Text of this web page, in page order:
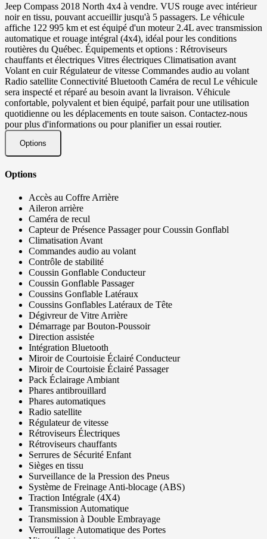
Jeep Compass 2018 North 4x4 à vendre. VUS rouge avec intérieur
noir en tissu, pouvant accueillir jusqu'à 5 passagers. Le véhicule
affiche 122 995 km et est équipé d'un moteur 2.4L avec transmission
automatique et rouage intégral (4x4), idéal pour les conditions
routières du Québec. Équipements et options : Rétroviseurs
chauffants et électriques Vitres électriques Climatisation avant
Volant en cuir Régulateur de vitesse Commandes audio au volant
Radio satellite Connectivité Bluetooth Caméra de recul Le véhicule
sera inspecté et réparé au besoin avant la livraison. Véhicule
confortable, polyvalent et bien équipé, parfait pour une utilisation
quotidienne ou les déplacements en toute saison. Contactez-nous
pour plus d'informations ou pour planifier un essai routier.
Options
Options
Accès au Coffre Arrière
Aileron arrière
Caméra de recul
Capteur de Présence Passager pour Coussin Gonflabl
Climatisation Avant
Commandes audio au volant
Contrôle de stabilité
Coussin Gonflable Conducteur
Coussin Gonflable Passager
Coussins Gonflable Latéraux
Coussins Gonflables Latéraux de Tête
Dégivreur de Vitre Arrière
Démarrage par Bouton-Poussoir
Direction assistée
Intégration Bluetooth
Miroir de Courtoisie Éclairé Conducteur
Miroir de Courtoisie Éclairé Passager
Pack Éclairage Ambiant
Phares antibrouillard
Phares automatiques
Radio satellite
Régulateur de vitesse
Rétroviseurs Électriques
Rétroviseurs chauffants
Serrures de Sécurité Enfant
Sièges en tissu
Surveillance de la Pression des Pneus
Système de Freinage Anti-blocage (ABS)
Traction Intégrale (4X4)
Transmission Automatique
Transmission à Double Embrayage
Verrouillage Automatique des Portes